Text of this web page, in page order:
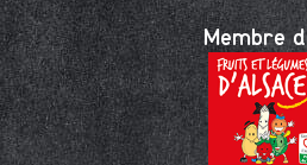
Membre